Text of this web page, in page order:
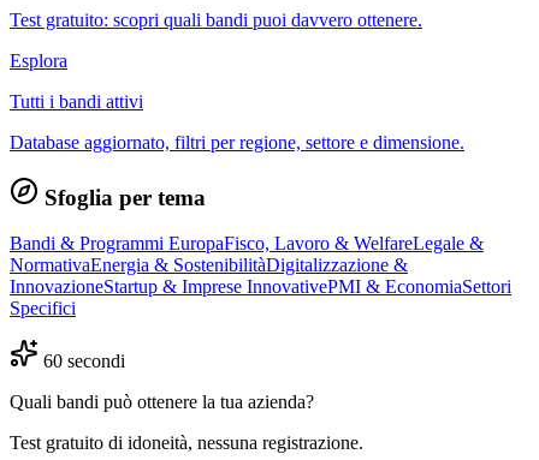
Test gratuito: scopri quali bandi puoi davvero ottenere.
Esplora
Tutti i bandi attivi
Database aggiornato, filtri per regione, settore e dimensione.
Sfoglia per tema
Bandi & Programmi EuropaFisco, Lavoro & WelfareLegale &
NormativaEnergia & SostenibilitàDigitalizzazione &
InnovazioneStartup & Imprese InnovativePMI & EconomiaSettori
Specifici
60 secondi
Quali bandi può ottenere la tua azienda?
Test gratuito di idoneità, nessuna registrazione.